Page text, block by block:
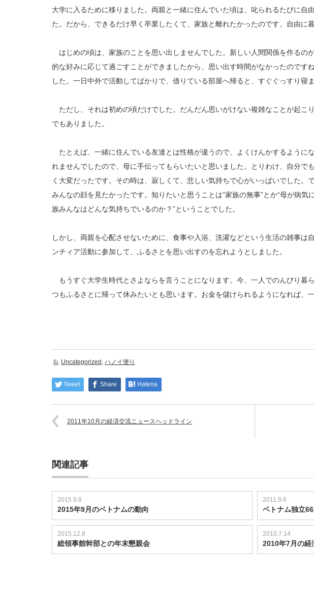
大学に入るために移りました。両親と一緒に住んでいた頃は、叱られるたびに自
た。だから、できるだけ早く卒業したくて、家族と離れたかったのです。自由に
はじめの頃は、家族のことを思い出しませんでした。新しい人間関係を作るの
的な好みに応じて過ごすことができましたから、思い出す時間がなかったのです
した。一日中外で活動してばかりで、借りている部屋へ帰ると、すぐぐっすり寝ま
ただし、それは初めの頃だけでした。だんだん思いがけない複雑なことが起こ
でもありました。
たとえば、一緒に住んでいる友達とは性格が違うので、よくけんかするように
れませんでしたので、母に手伝ってもらいたいと思いました。とりわけ、自分で
く大変だったです。その時は、寂しくて、悲しい気持ちで心がいっぱいでした。
みんなの顔を見たかったです。知りたいと思うことは“家族の無事”とか“母が病気
族みんなはどんな気持ちでいるのか？”ということでした。
しかし、両親を心配させないために、食事や入浴、洗濯などという生活の雑事は
ンチィア活動に参加して、ふるさとを思い出すのを忘れようとしました。
もうすぐ大学生時代とさよならを言うことになります。今、一人でのんびり暮
つもふるさとに帰って休みたいとも思います。お金を儲けられるようになれば、
Uncategorized , ハノイ便り
Tweet Share Hatena
2011年10月の経済交流ニュースヘッドライン
関連記事
2015.9.8
2015年9月のベトナムの動向
2011.9.6
ベトナム独立
2015.12.8
総領事館幹部との年末懇親会
2010.7.14
2010年7月の経